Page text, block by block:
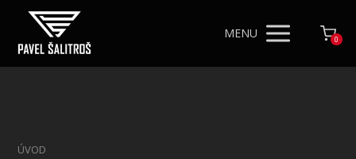
MENU 0
ÚVOD